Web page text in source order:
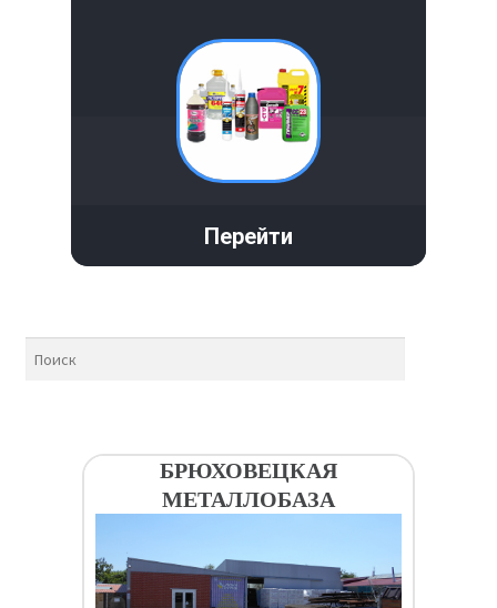
Перейти
БРЮХОВЕЦКАЯ
МЕТАЛЛОБАЗА